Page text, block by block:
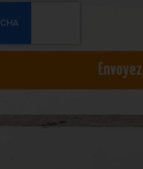
Envoyez